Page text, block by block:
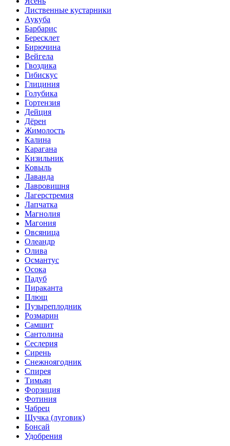
Лиственные кустарники
Аукуба
Барбарис
Бересклет
Бирючина
Вейгела
Гвоздика
Гибискус
Глициния
Голубика
Гортензия
Дейция
Дёрен
Жимолость
Калина
Карагана
Кизильник
Ковыль
Лаванда
Лавровишня
Лагерстремия
Лапчатка
Магнолия
Магония
Овсяница
Олеандр
Олива
Османтус
Осока
Падуб
Пираканта
Плющ
Пузыреплодник
Розмарин
Самшит
Сантолина
Сеслерия
Сирень
Снежноягодник
Спирея
Тимьян
Форзиция
Фотиния
Чабрец
Щучка (луговик)
Бонсай
Удобрения